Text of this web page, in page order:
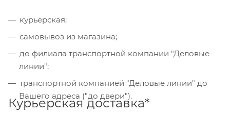
Также Вы можете оплатить товар, выбрав способ
"Банковский перевод", при этом будет
сформирован счет, который Вы сможете скачать
на странице оформления заказа и оплатить по
обратившись в отделение своего банка.
Для данного способа оплаты доступны к выбору
курьерская;
самовывоз из магазина;
до филиала транспортной компании "Деловые
линии";
транспортной компанией "Деловые линии" до
Вашего адреса ("до двери").
Курьерская доставка*